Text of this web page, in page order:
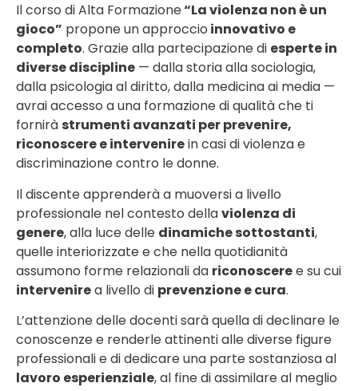
Il corso di Alta Formazione“La violenza non è un
gioco” propone un approccio innovativo e
completo. Grazie alla partecipazione di esperte in
diverse discipline — dalla storia alla sociologia,
dalla psicologia al diritto, dalla medicina ai media —
avrai accesso a una formazione di qualità che ti
fornirà strumenti avanzati per prevenire,
riconoscere e intervenirein casi di violenza e
discriminazione contro le donne.
Il discente apprenderà a muoversi a livello
professionale nel contesto dellaviolenza di
genere, alla luce delle dinamiche sottostanti,
quelle interiorizzate e che nella quotidianità
assumono forme relazionali da riconosceree su cui
intervenirea livello di prevenzione e cura.
L’attenzione delle docenti sarà quella di declinare le
conoscenze e renderle attinenti alle diverse figure
professionali e di dedicare una parte sostanziosa al
lavoro esperienziale, al fine di assimilare al meglio